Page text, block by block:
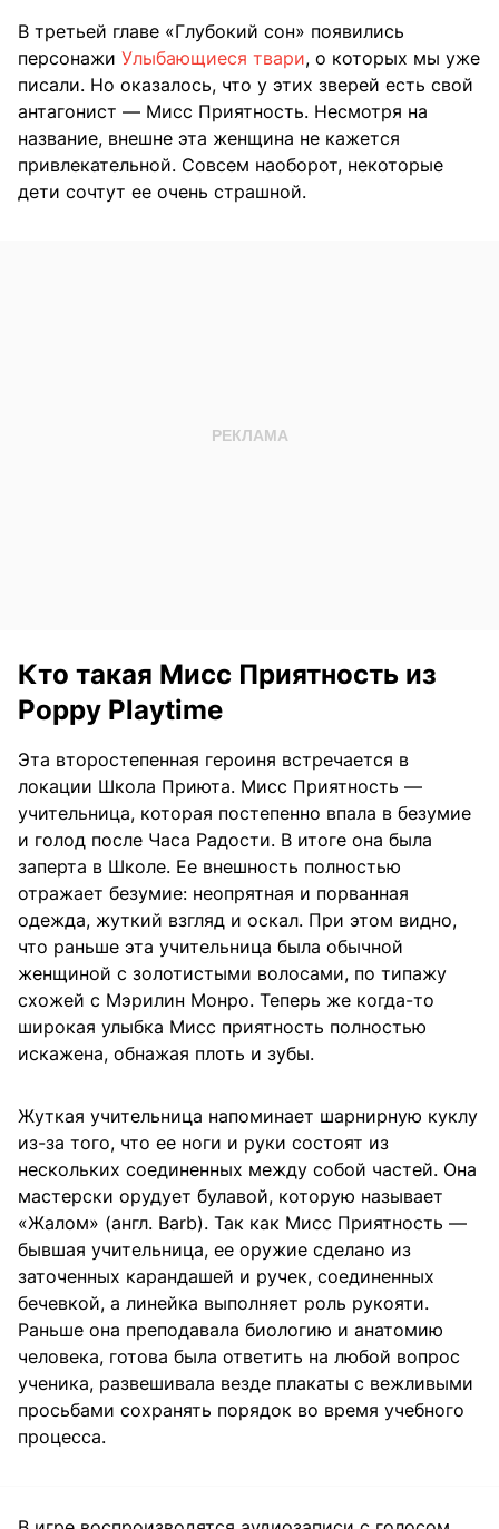
В третьей главе «Глубокий сон» появились
персонажи Улыбающиеся твари, о которых мы уже
писали. Но оказалось, что у этих зверей есть свой
антагонист — Мисс Приятность. Несмотря на
название, внешне эта женщина не кажется
привлекательной. Совсем наоборот, некоторые
дети сочтут ее очень страшной.
Кто такая Мисс Приятность из
Poppy Playtime
Эта второстепенная героиня встречается в
локации Школа Приюта. Мисс Приятность —
учительница, которая постепенно впала в безумие
и голод после Часа Радости. В итоге она была
заперта в Школе. Ее внешность полностью
отражает безумие: неопрятная и порванная
одежда, жуткий взгляд и оскал. При этом видно,
что раньше эта учительница была обычной
женщиной с золотистыми волосами, по типажу
схожей с Мэрилин Монро. Теперь же когда-то
широкая улыбка Мисс приятность полностью
искажена, обнажая плоть и зубы.
Жуткая учительница напоминает шарнирную куклу
из-за того, что ее ноги и руки состоят из
нескольких соединенных между собой частей. Она
мастерски орудует булавой, которую называет
«Жалом» (англ. Barb). Так как Мисс Приятность —
бывшая учительница, ее оружие сделано из
заточенных карандашей и ручек, соединенных
бечевкой, а линейка выполняет роль рукояти.
Раньше она преподавала биологию и анатомию
человека, готова была ответить на любой вопрос
ученика, развешивала везде плакаты с вежливыми
просьбами сохранять порядок во время учебного
процесса.